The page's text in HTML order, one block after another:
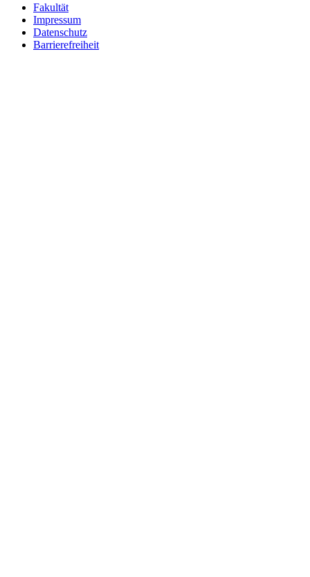
Fakultät
Impressum
Datenschutz
Barrierefreiheit